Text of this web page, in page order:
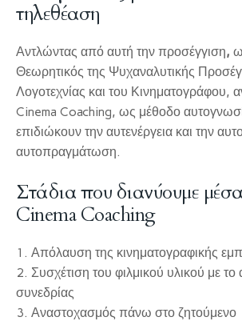
τηλεθέαση
Αντλώντας από αυτή την προσέγγιση,
Θεωρητικός της Ψυχαναλυτικής
Λογοτεχνίας και του Κινηματογράφου,
Cinema Coaching, ως μέθοδο
επιδιώκουν την αυτενέργεια και την
αυτοπραγμάτωση.
Στάδια που διανύουμε
Cinema Coaching
1. Απόλαυση της κινηματογραφικής
2. Συσχέτιση του φιλμικού υλικού με το
συνεδρίας
3. Αναστοχασμός πάνω στο ζητούμενο